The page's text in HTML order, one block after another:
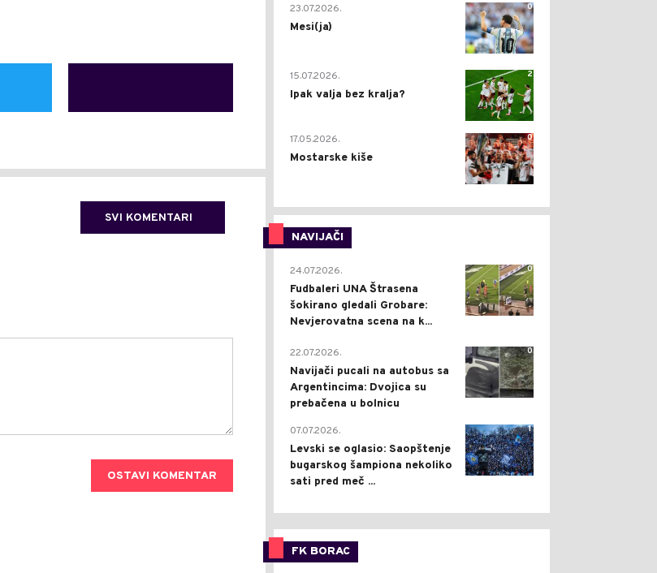
SVI KOMENTARI
OSTAVI KOMENTAR
0
23.07.2026.
Mesi(ja)
2
15.07.2026.
Ipak valja bez kralja?
0
17.05.2026.
Mostarske kiše
NAVIJAČI
0
24.07.2026.
Fudbaleri UNA Štrasena
šokirano gledali Grobare:
Nevjerovatna scena na k...
0
22.07.2026.
Navijači pucali na autobus sa
Argentincima: Dvojica su
prebačena u bolnicu
1
07.07.2026.
Levski se oglasio: Saopštenje
bugarskog šampiona nekoliko
sati pred meč ...
FK BORAC